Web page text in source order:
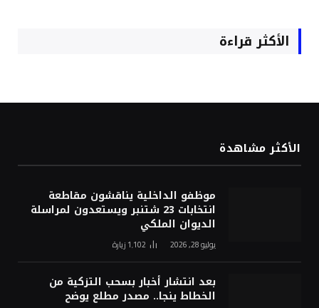
الأكثر قراءة
الأكثر مشاهدة
موظفو الداخلية يناقشون مقاطعة
انتخابات 23 شتنبر ويستعدون لمراسلة
الديوان الملكي
يوليو 28, 2026 1٬102 زيارة
بعد انتشار أخبار بسحب التزكية من
الخطاط ينجا.. مصدر مطلع يوضح